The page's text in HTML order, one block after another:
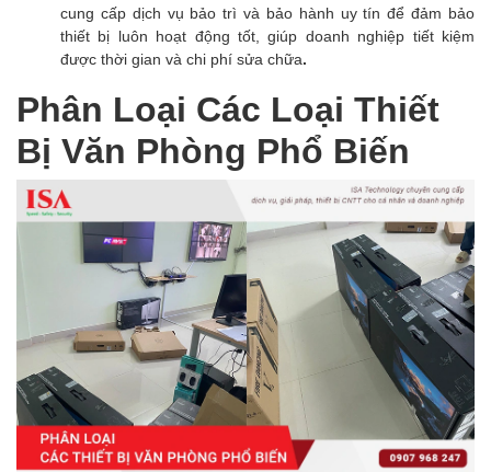
cung cấp dịch vụ bảo trì và bảo hành uy tín để đảm bảo
thiết bị luôn hoạt động tốt, giúp doanh nghiệp tiết kiệm
được thời gian và chi phí sửa chữa.
Phân Loại Các Loại Thiết
Bị Văn Phòng Phổ Biến